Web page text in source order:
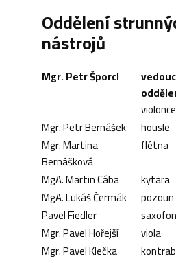
Oddělení
nástrojů
Mgr. Petr Šporcl
Mgr. Petr Bernášek housle
Mgr. Martina
Bernášková
flétna
MgA. Martin Cába
kytara
MgA. Lukáš Čermák
pozoun
Pavel Fiedler
saxofon
Mgr. Pavel Hořejší
viola
Mgr. Pavel Klečka